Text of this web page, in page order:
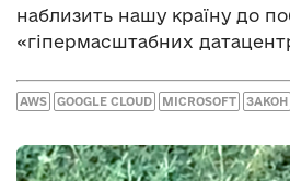
наблизить нашу країну до
«гіпермасштабних
AWS GOOGLE CLOUD MICROSOFT ЗАКОН